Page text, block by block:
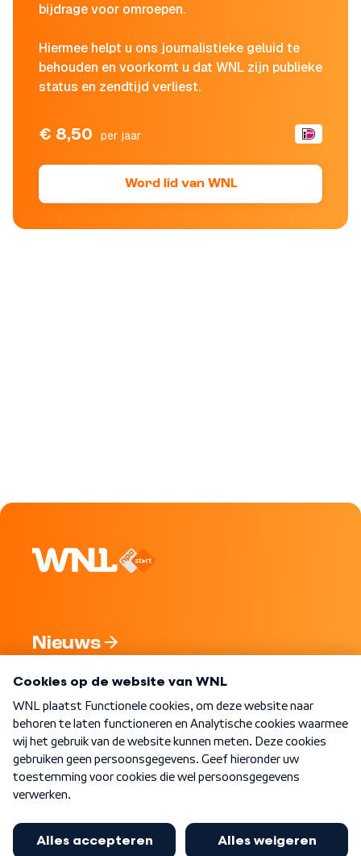
bijdrage voor omroepen.
Hiermee helpt u ons journalistieke geluid te
behouden en voorkomt u dat WNL zijn publieke
status en zendtijd verliest.
€ 8,50 per jaar
Word lid van WNL
Nieuws
Nieuwsbrief
Word Lid